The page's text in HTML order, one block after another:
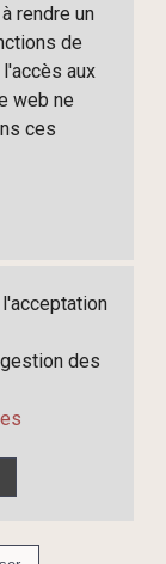
rendre un
de
aux
web ne
ces
des